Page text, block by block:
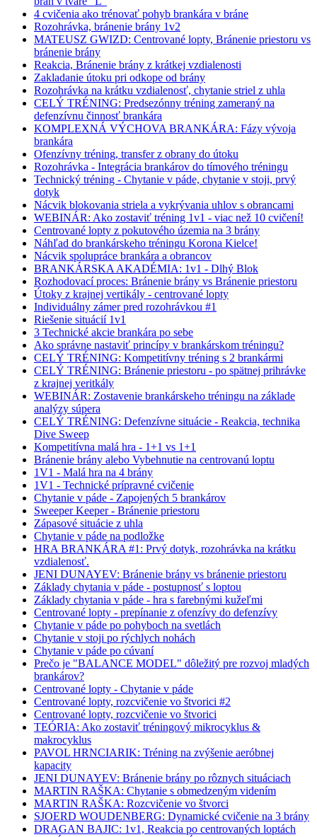
4 cvičenia ako trénovať pohyb brankára v bráne
Rozohrávka, bránenie brány 1v2
MATEUSZ GWIZD: Centrované lopty, Bránenie priestoru vs
bránenie brány
Reakcia, Bránenie brány z krátkej vzdialenosti
Zakladanie útoku pri odkope od brány
Rozohrávka na krátku vzdialenosť, chytanie striel z uhla
CELÝ TRÉNING: Predsezónny tréning zameraný na
defenzívnu činnosť brankára
KOMPLEXNÁ VÝCHOVA BRANKÁRA: Fázy vývoja
brankára
Ofenzívny tréning, transfer z obrany do útoku
Rozohrávka - Integrácia brankárov do tímového tréningu
Technický tréning - Chytanie v páde, chytanie v stoji, prvý
dotyk
Nácvik blokovania striela a vykrývania uhlov s obrancami
WEBINÁR: Ako zostaviť tréning 1v1 - viac než 10 cvičení!
Centrované lopty z pokutového územia na 3 brány
Náhľad do brankárskeho tréningu Korona Kielce!
Nácvik spolupráce brankára a obrancov
BRANKÁRSKA AKADÉMIA: 1v1 - Dlhý Blok
Rozhodovací proces: Bránenie brány vs Bránenie priestoru
Útoky z krajnej vertikály - centrované lopty
Individuálny zámer pred rozohrávkou #1
Riešenie situácií 1v1
3 Technické akcie brankára po sebe
Ako správne nastaviť princípy v brankárskom tréningu?
CELÝ TRÉNING: Kompetitívny tréning s 2 brankármi
CELÝ TRÉNING: Bránenie priestoru - po spätnej prihrávke
z krajnej veritkály
WEBINÁR: Zostavenie brankárskeho tréningu na základe
analýzy súpera
CELÝ TRÉNING: Defenzívne situácie - Reakcia, technika
Dive Sweep
Kompetitívna malá hra - 1+1 vs 1+1
Bránenie brány alebo Vybehnutie na centrovanú loptu
1V1 - Malá hra na 4 brány
1V1 - Technické prípravné cvičenie
Chytanie v páde - Zapojených 5 brankárov
Sweeper Keeper - Bránenie priestoru
Zápasové situácie z uhla
Chytanie v páde na podložke
HRA BRANKÁRA #1: Prvý dotyk, rozohrávka na krátku
vzdialenosť.
JENI DUNAYEV: Bránenie brány vs bránenie priestoru
Základy chytania v páde - postupnosť s loptou
Základy chytania v páde - hra s farebnými kužeľmi
Centrované lopty - prepínanie z ofenzívy do defenzívy
Chytanie v páde po pohyboch na svetlách
Chytanie v stoji po rýchlych nohách
Chytanie v páde po cúvaní
Prečo je "BALANCE MODEL" dôležitý pre rozvoj mladých
brankárov?
Centrované lopty - Chytanie v páde
Centrované lopty, rozcvičenie vo štvorici #2
Centrované lopty, rozcvičenie vo štvorici
TEÓRIA: Ako zostaviť tréningový mikrocyklus &
makrocyklus
PAVOL HRNCIARIK: Tréning na zvýšenie aeróbnej
kapacity
JENI DUNAYEV: Bránenie brány po rôznych situáciach
MARTIN RAŠKA: Chytanie s obmedzeným videním
MARTIN RAŠKA: Rozcvičenie vo štvorci
SJOERD WOUDENBERG: Dynamické cvičenie na 3 brány
DRAGAN BAJIC: 1v1, Reakcia po centrovaných loptách